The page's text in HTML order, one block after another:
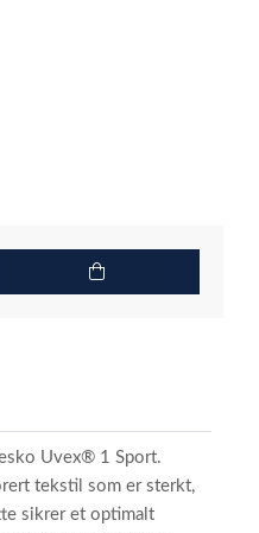
Uvex® 1 Sport.
tekstil som er sterkt,
sikrer et optimalt